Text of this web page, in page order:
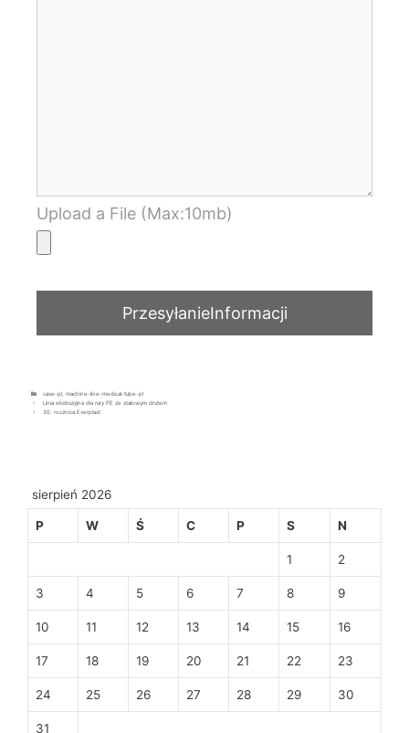
Upload a File (Max:10mb)
case-pl, machine-line-medical-tube-pl
Linia ekstruzyjna dla rury PE ze stalowym drutem
30. rocznica Everplast
sierpień 2026
P W Ś C P S N
1 2
3 4 5 6 7 8 9
10 11 12 13 14 15 16
17 18 19 20 21 22 23
24 25 26 27 28 29 30
31